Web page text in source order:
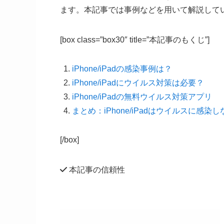
ます。本記事では事例などを用いて解説して
[box class=”box30″ title=”本記事のもくじ”]
iPhone/iPadの感染事例は？
iPhone/iPadにウイルス対策は必要？
iPhone/iPadの無料ウイルス対策アプリ
まとめ：iPhone/iPadはウイルスに感染し
[/box]
本記事の信頼性